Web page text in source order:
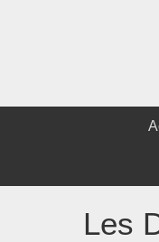
Les